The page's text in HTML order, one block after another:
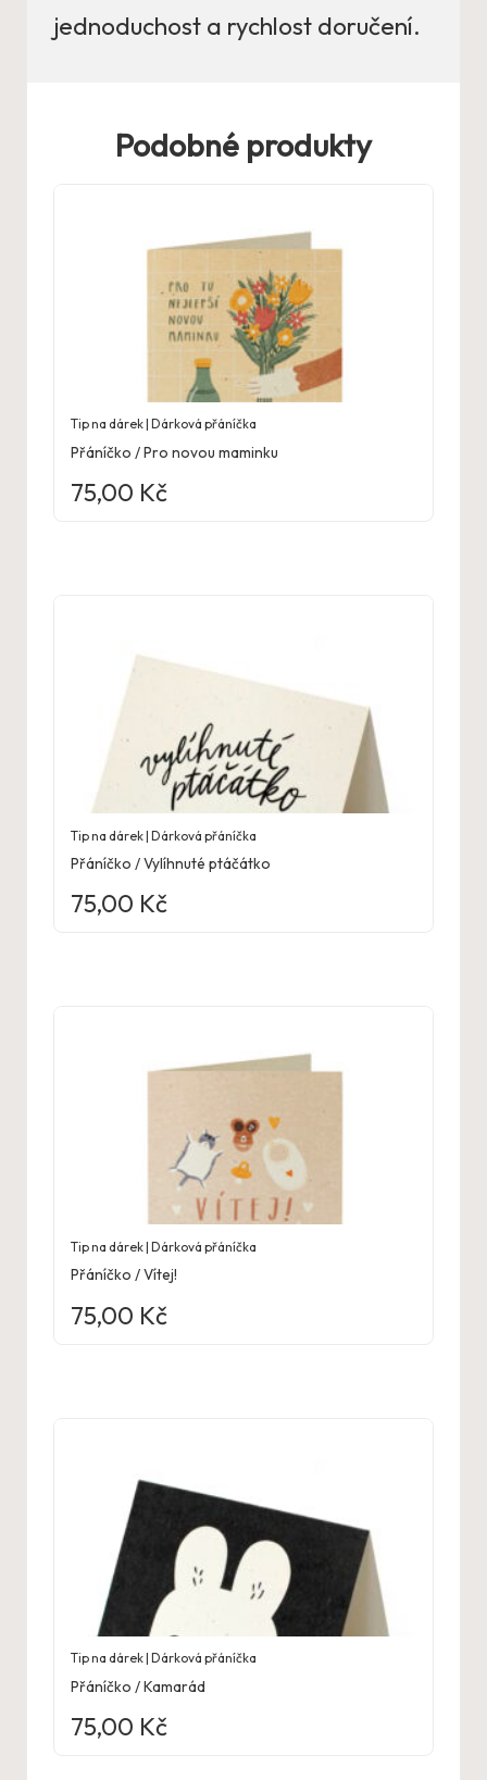
jednoduchost a rychlost doručení.
Podobné produkty
Tip na dárek | Dárková přáníčka
Přáníčko / Pro novou maminku
75,00 Kč
Tip na dárek | Dárková přáníčka
Přáníčko / Vylíhnuté ptáčátko
75,00 Kč
Tip na dárek | Dárková přáníčka
Přáníčko / Vítej!
75,00 Kč
Tip na dárek | Dárková přáníčka
Přáníčko / Kamarád
75,00 Kč